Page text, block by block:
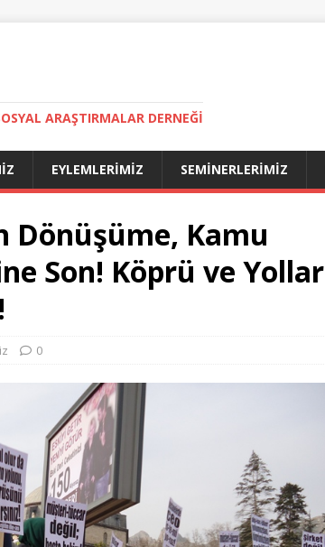
ARAŞTIRMALAR DERNEĞI
EYLEMLERIMIZ SEMINERLERIMIZ
Dönüşüme, Kamu
Son! Köprü ve Yollar
0